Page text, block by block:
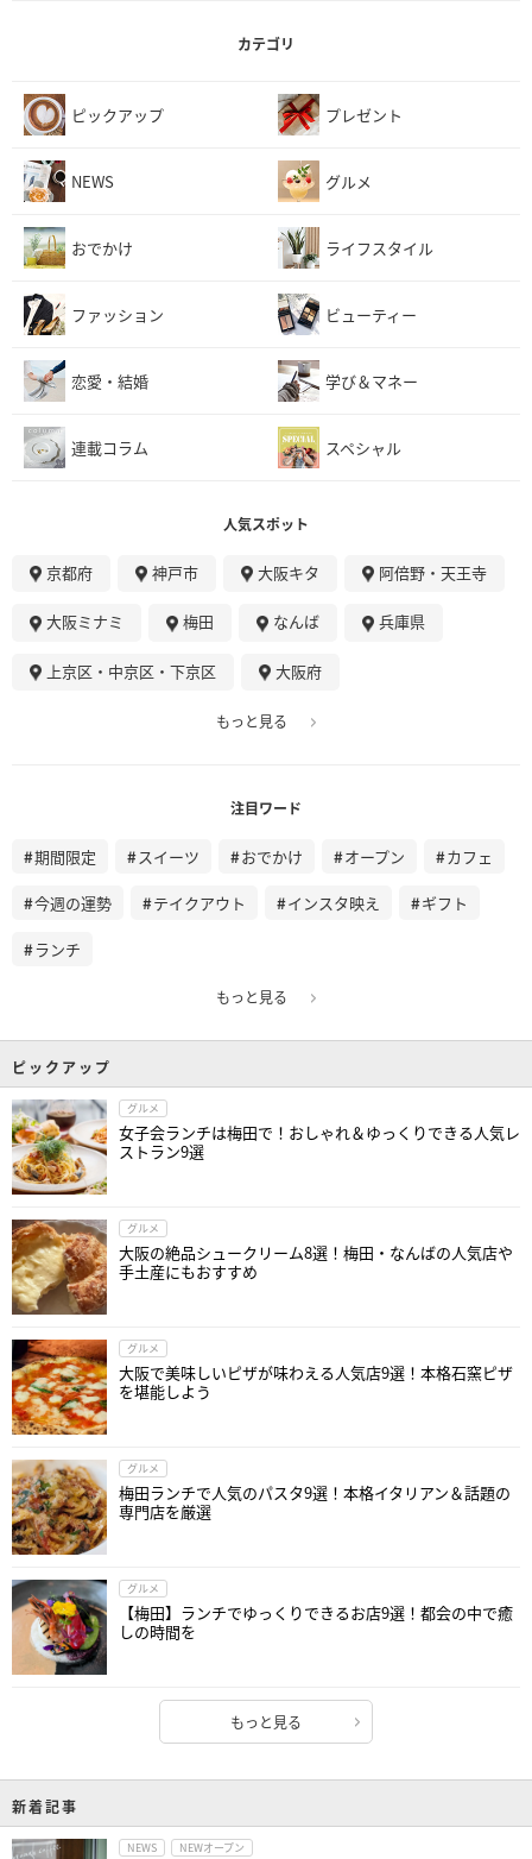
カテゴリ
ピックアップ プレゼント
NEWS グルメ
おでかけ ライフスタイル
ファッション ビューティー
恋愛・結婚 学び＆マネー
連載コラム スペシャル
人気スポット
京都府 神戸市 大阪キタ 阿倍野・天王寺
大阪ミナミ 梅田 なんば 兵庫県
上京区・中京区・下京区 大阪府
もっと見る
注目ワード
期間限定 スイーツ おでかけ オープン カフェ
今週の運勢 テイクアウト インスタ映え ギフト
ランチ
もっと見る
ピックアップ
グルメ
女子会ランチは梅田で！おしゃれ＆ゆっくりできる人気レ
ストラン9選
グルメ
大阪の絶品シュークリーム8選！梅田・なんばの人気店や
手土産にもおすすめ
グルメ
大阪で美味しいピザが味わえる人気店9選！本格石窯ピザ
を堪能しよう
グルメ
梅田ランチで人気のパスタ9選！本格イタリアン＆話題の
専門店を厳選
グルメ
【梅田】ランチでゆっくりできるお店9選！都会の中で癒
しの時間を
もっと見る
新着記事
NEWS NEWオープン